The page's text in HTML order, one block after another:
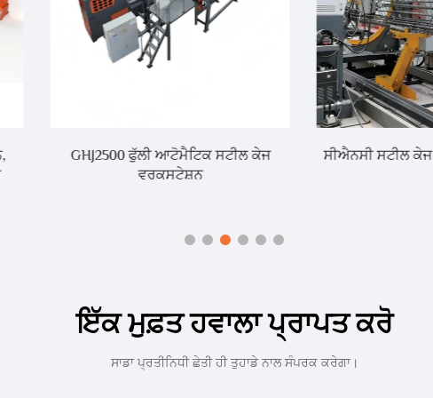
GHJ2500 ਫੁੱਲੀ ਆਟੋਮੈਟਿਕ ਸਟੀਲ ਕੇਜ
ਸੀਐਨਸੀ ਸਟੀਲ ਕੇਜ ਰੋਲਿੰਗ
ਇੱਕ ਮੁਫ਼ਤ ਹਵਾਲਾ ਪ੍ਰਾਪਤ ਕਰੋ
ਸਾਡਾ ਪ੍ਰਤੀਨਿਧੀ ਛੇਤੀ ਹੀ ਤੁਹਾਡੇ ਨਾਲ ਸੰਪਰਕ ਕਰੇਗਾ।